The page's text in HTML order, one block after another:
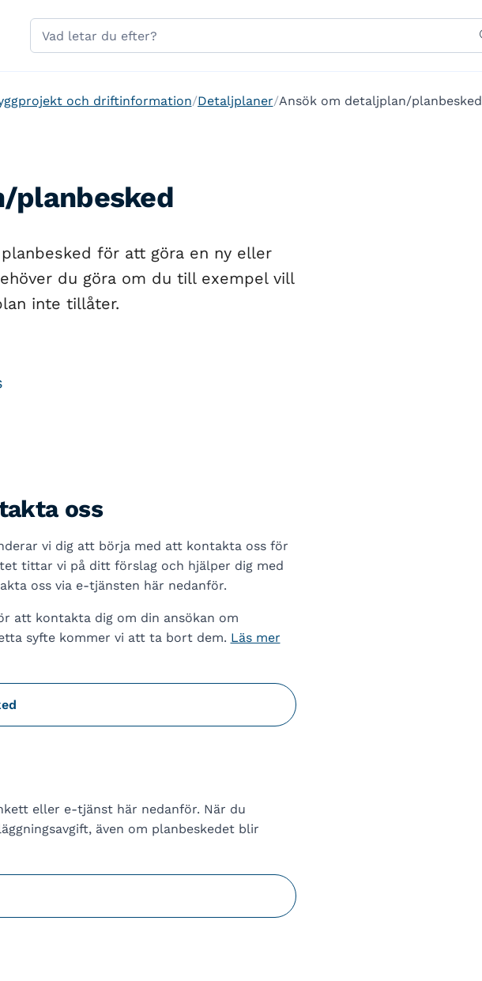
Sök
på
och driftinformation Detaljplaner Ansök om detaljplan/planbesked
planbesked
för att göra en ny eller
du göra om du till exempel vill
inte tillåter.
oss
vi dig att börja med att kontakta oss för
tittar vi på ditt förslag och hjälper dig med
oss via e-tjänsten här nedanför.
att kontakta dig om din ansökan om
syfte kommer vi att ta bort dem. Läs mer
eller e-tjänst här nedanför. När du
även om planbeskedet blir